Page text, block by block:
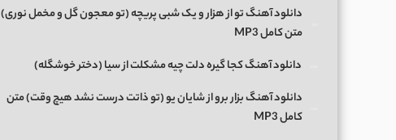
دانلود آهنگ تو از هزار و یک شبی پریچه (تو معجون گل و مخمل نوری)
متن کامل MP3
دانلود آهنگ کجا گیره دلت چیه مشکلت از سیا (دختر خوشگله)
دانلود آهنگ بزار برو از شایان یو (تو ذاتت درست نشد هیچ وقت) متن
کامل MP3